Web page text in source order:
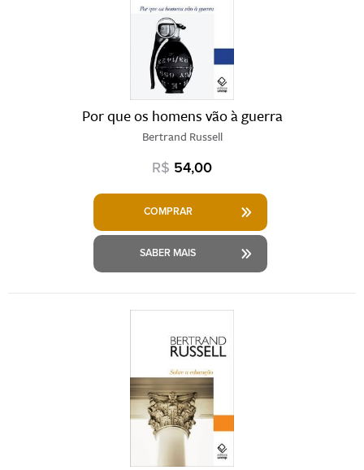
Por que os homens vão à guerra
Bertrand Russell
R$ 54,00
COMPRAR
SABER MAIS